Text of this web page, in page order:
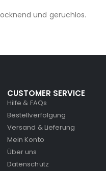
und geruchlos.
CUSTOMER SERVICE
Hilfe & FAQs
Bestellverfolgung
Versand & Lieferung
Mein Konto
Über uns
Datenschutz